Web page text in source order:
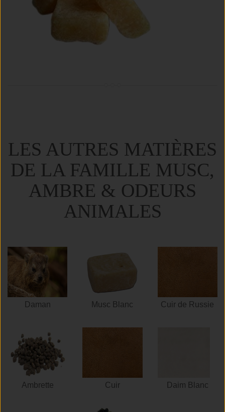
LES AUTRES MATIÈRES
DE LA FAMILLE MUSC,
AMBRE & ODEURS
ANIMALES
Daman Musc Blanc Cuir de Russie
Ambrette Cuir Daim Blanc